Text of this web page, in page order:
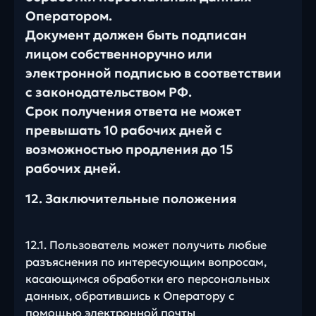
Оператором.
Документ должен быть подписан
лицом собственноручно или
электронной подписью в соответствии
с законодательством РФ.
Срок получения ответа не может
превышать 10 рабочих дней с
возможностью продления до 15
рабочих дней.
12. Заключительные положения
12.1. Пользователь может получить любые
разъяснения по интересующим вопросам,
касающимся обработки его персональных
данных, обратившись к Оператору с
помощью электронной почты